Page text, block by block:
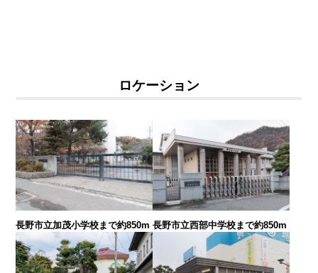
ロケーション
長野市立加茂小学校まで約850m 長野市立西部中学校まで約850m